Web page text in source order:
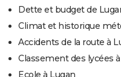
Dette et budget de
Climat et historique
Accidents de la route à
Classement des lycées
Ecole à Lugan